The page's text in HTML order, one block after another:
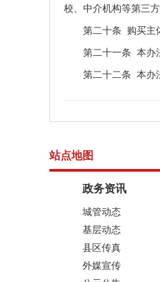
校、中介机构等第三
第二十条 购买主
第二十一条 本办
第二十二条 本办
站点地图
政务资讯
城管动态
基层动态
县区传真
外媒宣传